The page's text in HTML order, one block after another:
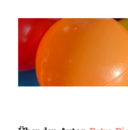
SUCHE
NACH: